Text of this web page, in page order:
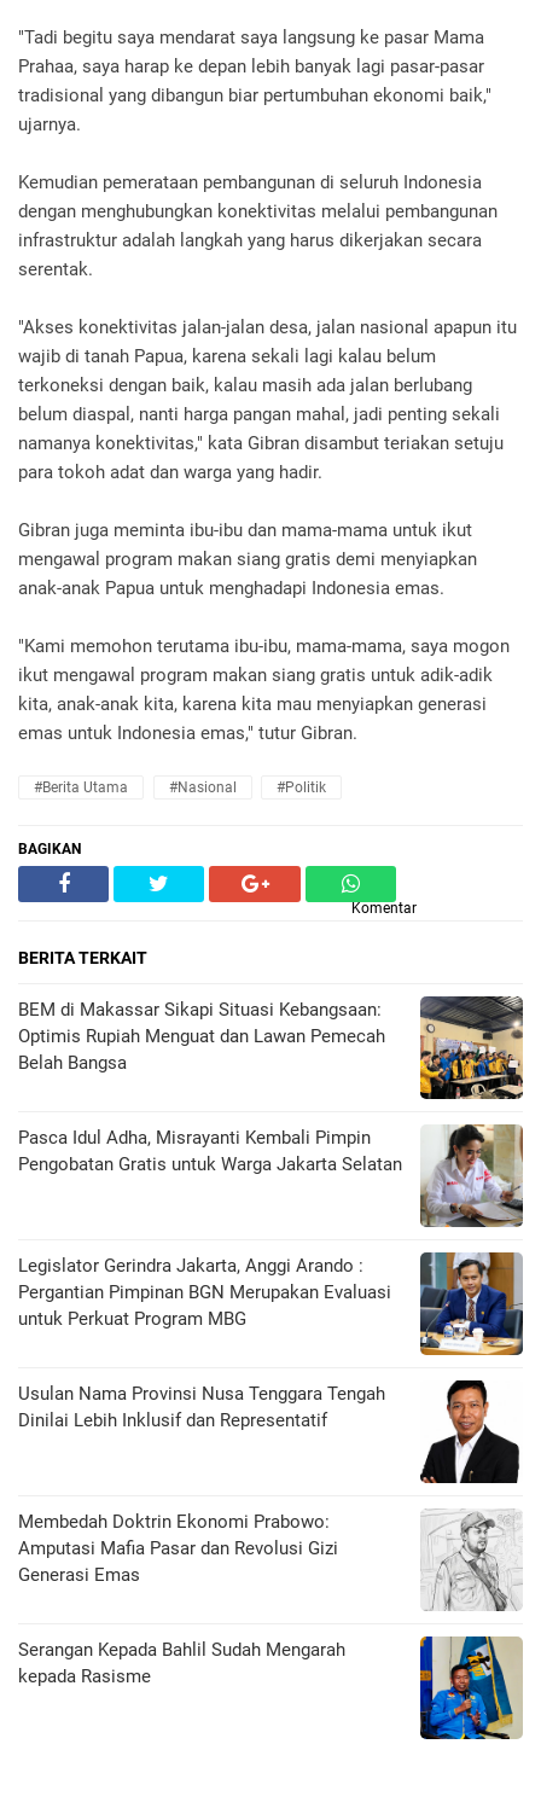
"Tadi begitu saya mendarat saya langsung ke pasar Mama
Prahaa, saya harap ke depan lebih banyak lagi pasar-pasar
tradisional yang dibangun biar pertumbuhan ekonomi baik,"
ujarnya.
Kemudian pemerataan pembangunan di seluruh Indonesia
dengan menghubungkan konektivitas melalui pembangunan
infrastruktur adalah langkah yang harus dikerjakan secara
serentak.
"Akses konektivitas jalan-jalan desa, jalan nasional apapun itu
wajib di tanah Papua, karena sekali lagi kalau belum
terkoneksi dengan baik, kalau masih ada jalan berlubang
belum diaspal, nanti harga pangan mahal, jadi penting sekali
namanya konektivitas," kata Gibran disambut teriakan setuju
para tokoh adat dan warga yang hadir.
Gibran juga meminta ibu-ibu dan mama-mama untuk ikut
mengawal program makan siang gratis demi menyiapkan
anak-anak Papua untuk menghadapi Indonesia emas.
"Kami memohon terutama ibu-ibu, mama-mama, saya mogon
ikut mengawal program makan siang gratis untuk adik-adik
kita, anak-anak kita, karena kita mau menyiapkan generasi
emas untuk Indonesia emas," tutur Gibran.
#Berita Utama #Nasional #Politik
BAGIKAN
Komentar
BERITA TERKAIT
BEM di Makassar Sikapi Situasi Kebangsaan:
Optimis Rupiah Menguat dan Lawan Pemecah
Belah Bangsa
Pasca Idul Adha, Misrayanti Kembali Pimpin
Pengobatan Gratis untuk Warga Jakarta Selatan
Legislator Gerindra Jakarta, Anggi Arando :
Pergantian Pimpinan BGN Merupakan Evaluasi
untuk Perkuat Program MBG
Usulan Nama Provinsi Nusa Tenggara Tengah
Dinilai Lebih Inklusif dan Representatif
Membedah Doktrin Ekonomi Prabowo:
Amputasi Mafia Pasar dan Revolusi Gizi
Generasi Emas
Serangan Kepada Bahlil Sudah Mengarah
kepada Rasisme